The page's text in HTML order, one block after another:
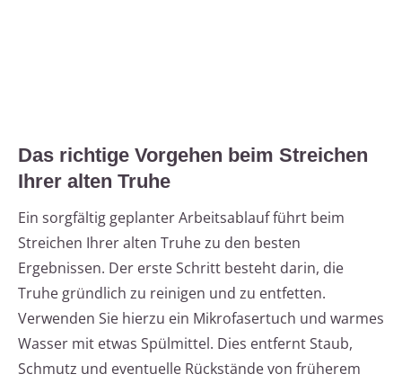
Das richtige Vorgehen beim Streichen
Ihrer alten Truhe
Ein sorgfältig geplanter Arbeitsablauf führt beim
Streichen Ihrer alten Truhe zu den besten
Ergebnissen. Der erste Schritt besteht darin, die
Truhe gründlich zu reinigen und zu entfetten.
Verwenden Sie hierzu ein Mikrofasertuch und warmes
Wasser mit etwas Spülmittel. Dies entfernt Staub,
Schmutz und eventuelle Rückstände von früherem